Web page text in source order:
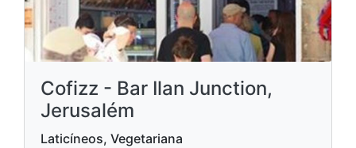
Cofizz - Bar Ilan Junction,
Jerusalém
Laticíneos, Vegetariana